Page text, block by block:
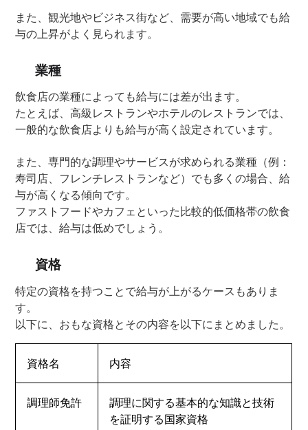
また、観光地やビジネス街など、需要が高い地域でも給
与の上昇がよく見られます。
業種
飲食店の業種によっても給与には差が出ます。
たとえば、高級レストランやホテルのレストランでは、
一般的な飲食店よりも給与が高く設定されています。
また、専門的な調理やサービスが求められる業種（例：
寿司店、フレンチレストランなど）でも多くの場合、給
与が高くなる傾向です。
ファストフードやカフェといった比較的低価格帯の飲食
店では、給与は低めでしょう。
資格
特定の資格を持つことで給与が上がるケースもありま
す。
以下に、おもな資格とその内容を以下にまとめました。
資格名 内容
調理師免許
調理に関する基本的な知識と技術
を証明する国家資格